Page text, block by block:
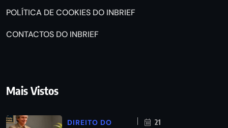
POLÍTICA DE COOKIES DO INBRIEF
CONTACTOS DO INBRIEF
Mais Vistos
DIREITO DO
21